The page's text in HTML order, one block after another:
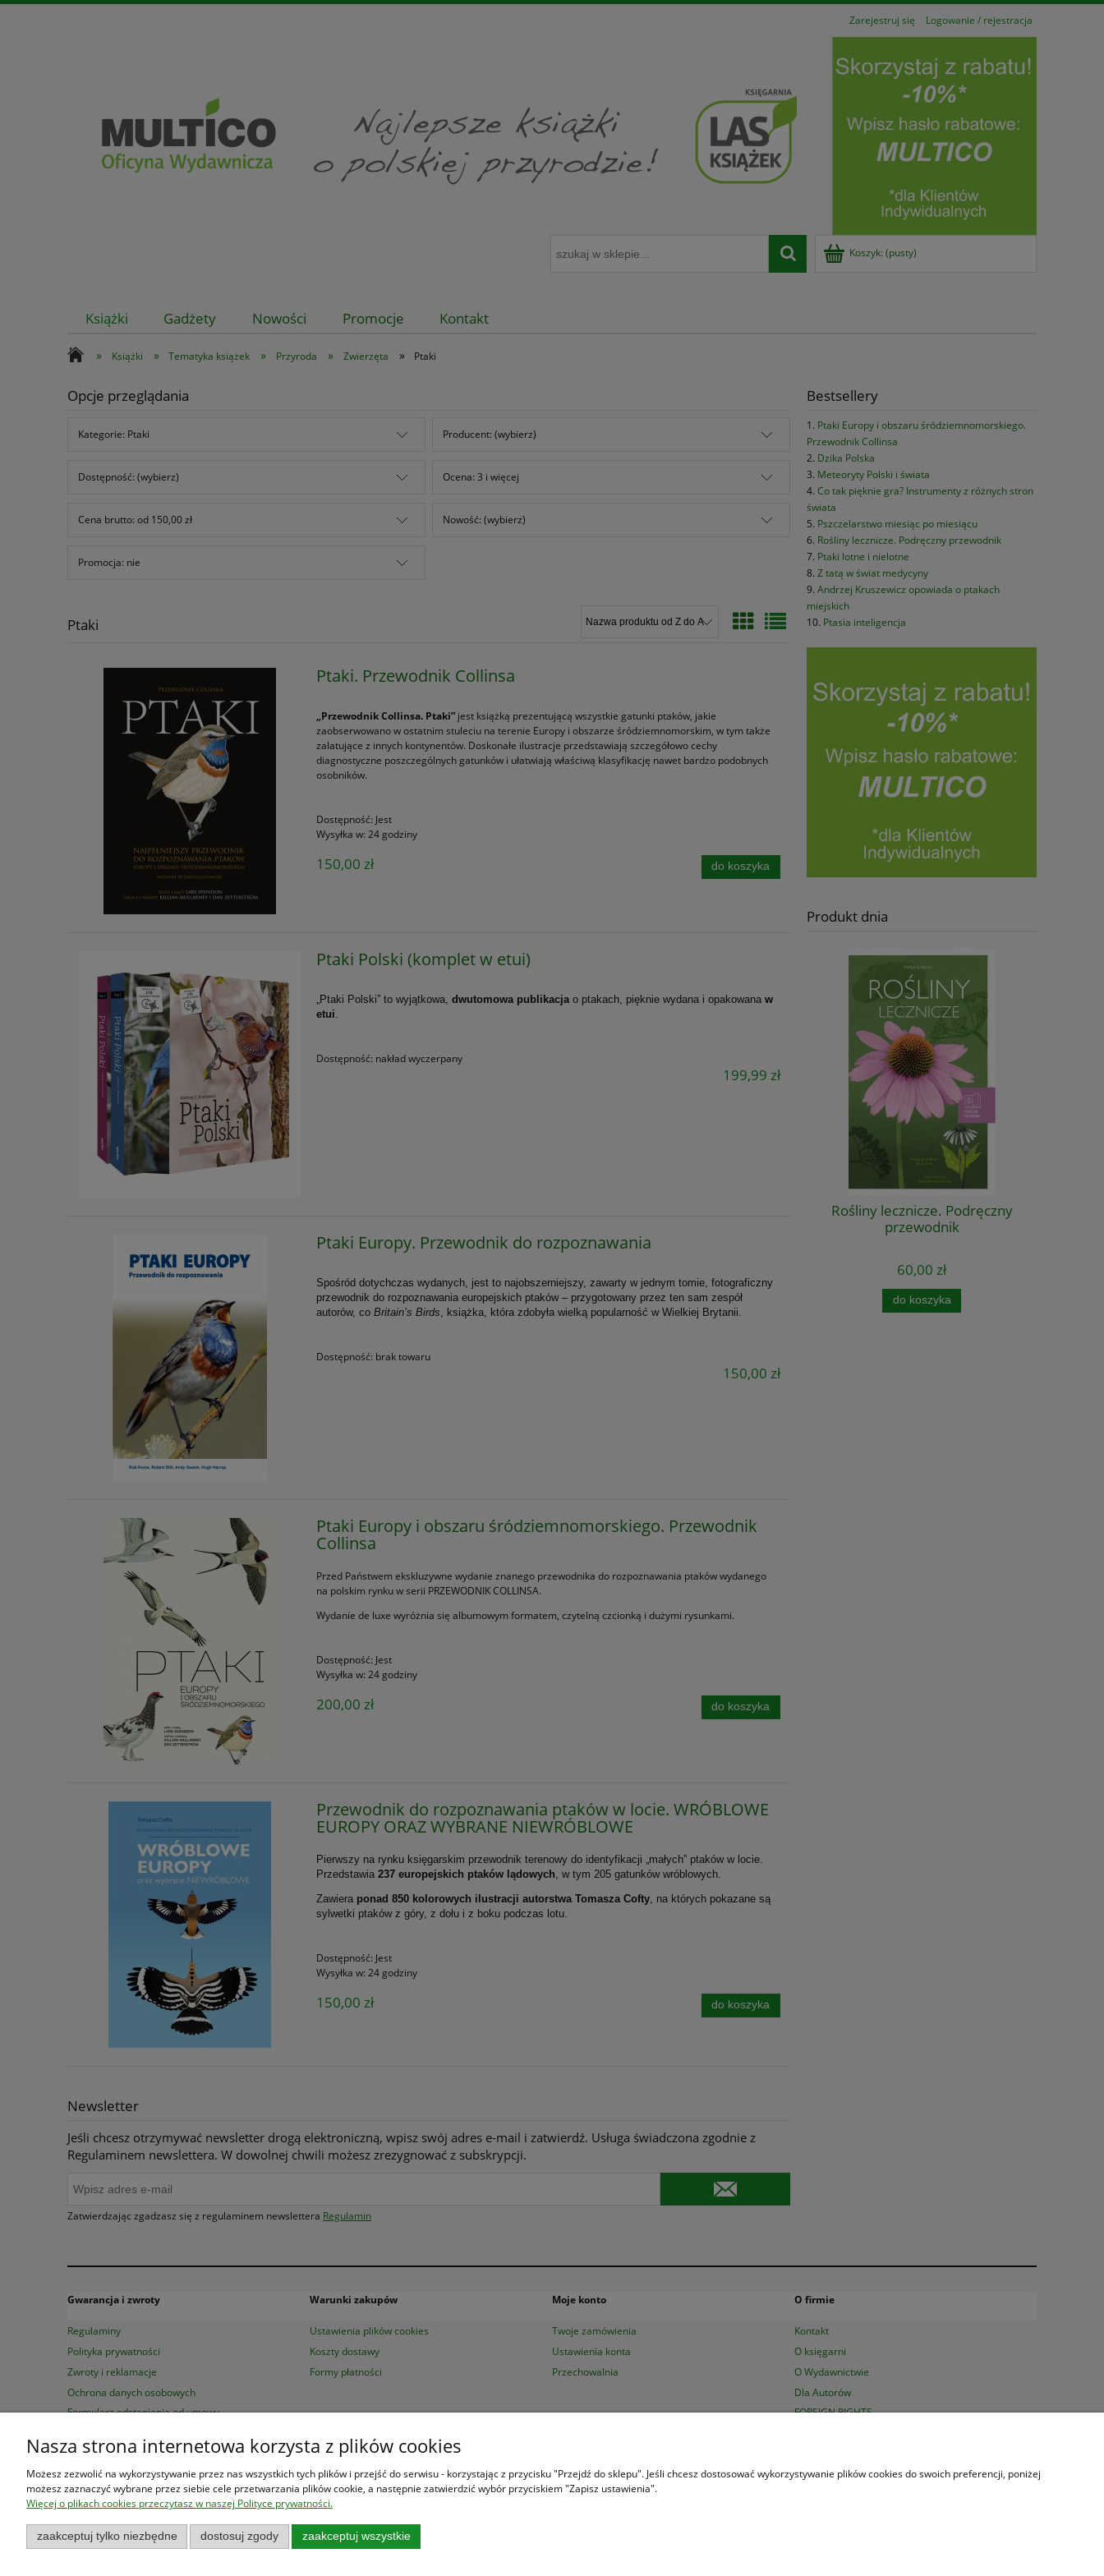
Zarejestruj się Logowanie / rejestracja
Koszyk: (pusty)
Książki Gadżety Nowości Promocje Kontakt
» Książki » Tematyka książek » Przyroda » Zwierzęta » Ptaki
Opcje przeglądania
Kategorie: Ptaki Producent: (wybierz)
Dostępność: (wybierz) Ocena: 3 i więcej
Cena brutto: od 150,00 zł Nowość: (wybierz)
Promocja: nie
Ptaki
Ptaki. Przewodnik Collinsa
„Przewodnik Collinsa. Ptaki” jest książką prezentującą wszystkie gatunki ptaków, jakie
zaobserwowano w ostatnim stuleciu na terenie Europy i obszarze śródziemnomorskim, w tym także
zalatujące z innych kontynentów. Doskonałe ilustracje przedstawiają szczegółowo cechy
diagnostyczne poszczególnych gatunków i ułatwiają właściwą klasyfikację nawet bardzo podobnych
osobników.
Dostępność: Jest
Wysyłka w: 24 godziny
150,00 zł do koszyka
Ptaki Polski (komplet w etui)
„Ptaki Polski” to wyjątkowa,dwutomowa publikacja o ptakach, pięknie wydana i opakowanaw
etui
Dostępność: nakład wyczerpany
199,99 zł
Ptaki Europy. Przewodnik do rozpoznawania
Spośród dotychczas wydanych, jest to najobszerniejszy, zawarty w jednym tomie, fotograficzny
przewodnik do rozpoznawania europejskich ptaków – przygotowany przez ten sam zespół
autorów, coBritain’s Birds , książka, która zdobyła wielką popularność w Wielkiej Brytanii.
Dostępność: brak towaru
150,00 zł
Ptaki Europy i obszaru śródziemnomorskiego. Przewodnik
Collinsa
Przed Państwem ekskluzywne wydanie znanego przewodnika do rozpoznawania ptaków wydanego
na polskim rynku w serii PRZEWODNIK COLLINSA.
Wydanie de luxe wyróżnia się albumowym formatem, czytelną czcionką i dużymi rysunkami.
Dostępność: Jest
Wysyłka w: 24 godziny
200,00 zł do koszyka
Przewodnik do rozpoznawania ptaków w locie. WRÓBLOWE
EUROPY ORAZ WYBRANE NIEWRÓBLOWE
Pierwszy na rynku księgarskim przewodnik terenowy do identyfikacji „ma­łych” ptaków w locie.
Przedstawia237 europejskich ptaków lądowych , w tym 205 gatunków wróblowych.
Zawiera ponad 850 kolorowych ilu­stracji autorstwa Tomasza Cofty , na których pokazane są
sylwetki ptaków z góry, z dołu i z boku podczas lotu.
Dostępność: Jest
Wysyłka w: 24 godziny
150,00 zł do koszyka
Newsletter
Jeśli chcesz otrzymywać newsletter drogą elektroniczną, wpisz swój adres e-mail i zatwierdź. Usługa świadczona zgodnie z
Regulaminem newslettera. W dowolnej chwili możesz zrezygnować z subskrypcji.
Zatwierdzając zgadzasz się z regulaminem newslettera Regulamin
Bestsellery
Ptaki Europy i obszaru śródziemnomorskiego.
Przewodnik Collinsa
Dzika Polska
Meteoryty Polski i świata
Co tak pięknie gra? Instrumenty z różnych stron
świata
Pszczelarstwo miesiąc po miesiącu
Rośliny lecznicze. Podręczny przewodnik
Ptaki lotne i nielotne
Z tatą w świat medycyny
Andrzej Kruszewicz opowiada o ptakach
miejskich
Ptasia inteligencja
Produkt dnia
Rośliny lecznicze. Podręczny
przewodnik
60,00 zł
do koszyka
Gwarancja i zwroty
Regulaminy
Polityka prywatności
Zwroty i reklamacje
Ochrona danych osobowych
Formularz odstąpienia od umowy
Warunki zakupów
Ustawienia plików cookies
Koszty dostawy
Formy płatności
Moje konto
Twoje zamówienia
Ustawienia konta
Przechowalnia
O firmie
Kontakt
O księgarni
O Wydawnictwie
Dla Autorów
FOREIGN RIGHTS
Księgarnia Las Książek www.lasksiazek.pl
Księgarniajest czynna od poniedziałku do piątku w godzinach8:00 - 16:00
Nasza strona internetowa korzysta z plików cookies
Możesz zezwolić na wykorzystywanie przez nas wszystkich tych plików i przejść do serwisu - korzystając z przycisku "Przejdź do sklepu". Jeśli chcesz dostosować wykorzystywanie plików cookies do swoich preferencji, poniżej
możesz zaznaczyć wybrane przez siebie cele przetwarzania plików cookie, a następnie zatwierdzić wybór przyciskiem "Zapisz ustawienia".
Więcej o plikach cookies przeczytasz w naszej Polityce prywatności.
zaakceptuj tylko niezbędne dostosuj zgody zaakceptuj wszystkie